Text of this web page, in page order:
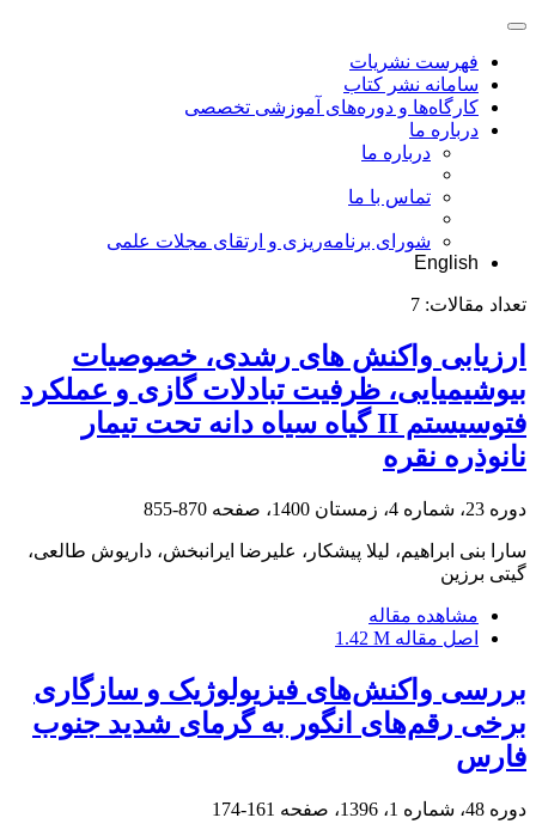
فهرست نشریات
سامانه نشر کتاب
کارگاه‌ها و دوره‌های آموزشی تخصصی
درباره ما
درباره ما
تماس با ما
شورای برنامه‌ریزی و ارتقای مجلات علمی
English
تعداد مقالات: 7
ارزیابی واکنش های رشدی، خصوصیات
بیوشیمیایی، ظرفیت تبادلات گازی و عملکرد
فتوسیستم II گیاه سیاه دانه تحت تیمار
نانوذره نقره
دوره 23، شماره 4، زمستان 1400، صفحه 870-855
سارا بنی ابراهیم، لیلا پیشکار، علیرضا ایرانبخش، داریوش طالعی،
گیتی برزین
مشاهده مقاله
اصل مقاله 1.42 M
بررسی واکنش‌های فیزیولوژیک و سازگاری
برخی رقم‌های انگور به گرمای شدید جنوب
فارس
دوره 48، شماره 1، 1396، صفحه 161-174